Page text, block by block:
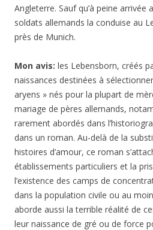
Angleterre. Sauf qu’à peine arrivée
soldats allemands la conduise au
près de Munich.
Mon avis: les Lebensborn, créés
naissances destinées à
aryens » nés pour la plupart de
mariage de pères allemands,
rarement abordés dans
dans un roman. Au-delà de la
histoires d’amour, ce roman
établissements particuliers et la
l’existence des camps de
dans la population civile ou au
aborde aussi la terrible réalité de
leur naissance de gré ou de force